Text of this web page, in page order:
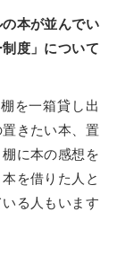
本が並んでい
度」について
を一箱貸し出
きたい本、置
に本の感想を
を借りた人と
る人もいます